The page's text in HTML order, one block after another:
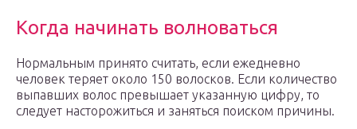
Когда начинать волноваться
Нормальным принято считать, если ежедневно
человек теряет около 150 волосков. Если количество
выпавших волос превышает указанную цифру, то
следует насторожиться и заняться поиском причины.